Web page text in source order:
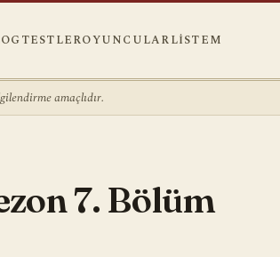
TESTLEROYUNCULARLISTEM
amaçlıdır.
7. Bölüm